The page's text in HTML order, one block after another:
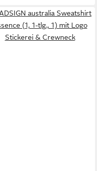
australia Sweatshirt
(1, 1-tlg., 1) mit Logo
Stickerei & Crewneck